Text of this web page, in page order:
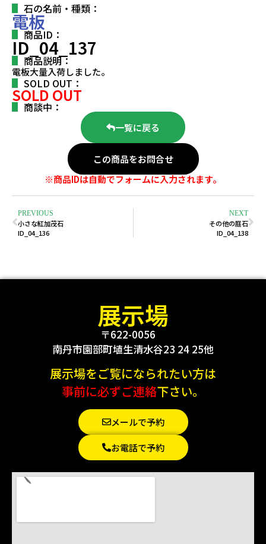
石の名前・種類：
電板
商品ID：
ID_04_137
商品説明：
電板大量入荷しました。
SOLD OUT：
SOLD OUT
商談中：
一覧に戻る
この商品をお問合せ
※商品IDは自動でフォームに入力されます。
PREVIOUS
小さな紅加茂石
ID_04_136
NEXT
その他の庭石
ID_04_138
展示場
〒622-0056
南丹市園部町埴生清水谷23 24 25他
展示場をご覧になられたい方は
事前に必ずご連絡下さい。
メールで予約
お電話で予約